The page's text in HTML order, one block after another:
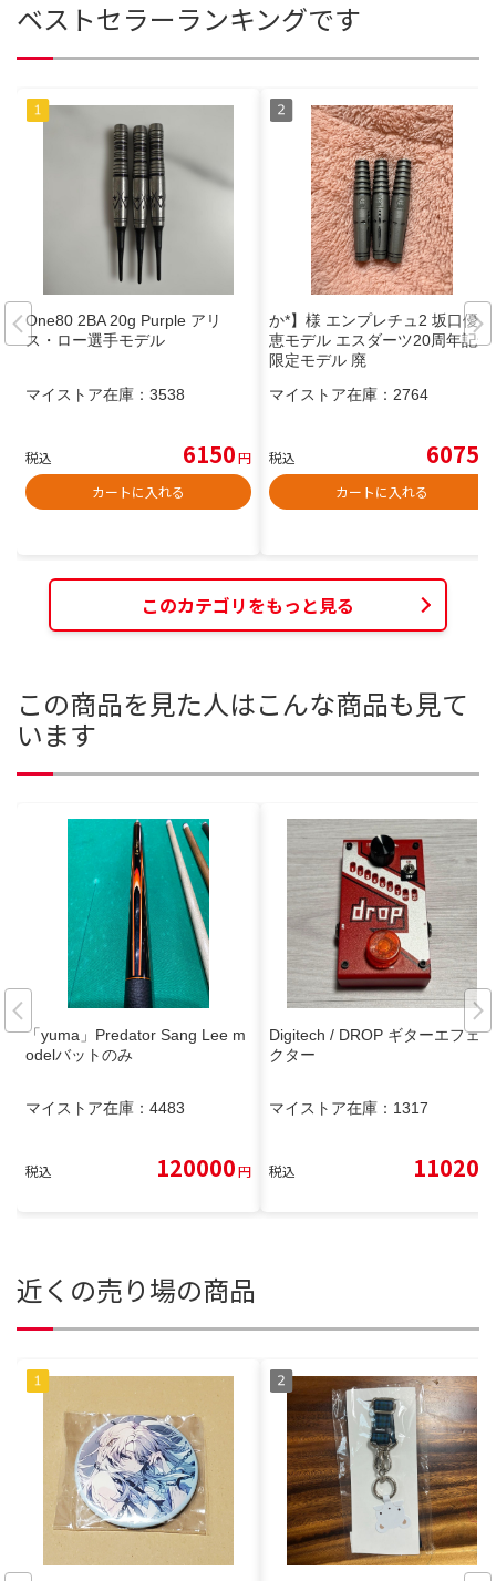
ベストセラーランキングです
One80 2BA 20g Purple アリ
ス・ロー選手モデル
マイストア在庫： 3538
税込 6150円
カートに入れる
か*】様 エンプレチュ2 坂口優希
恵モデル エスダーツ20周年記念
限定モデル 廃
マイストア在庫： 2764
税込 6075
カートに入れる
このカテゴリをもっと見る
この商品を見た人はこんな商品も見て
います
「yuma」Predator Sang Lee m
odelバットのみ
マイストア在庫： 4483
税込 120000円
Digitech / DROP ギターエフェ
クター
マイストア在庫： 1317
税込 11020
近くの売り場の商品